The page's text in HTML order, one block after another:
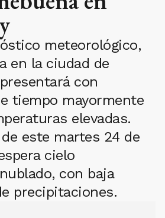
meteorológico,
en la ciudad de
con
tiempo mayormente
elevadas.
este martes 24 de
cielo
con baja
precipitaciones.